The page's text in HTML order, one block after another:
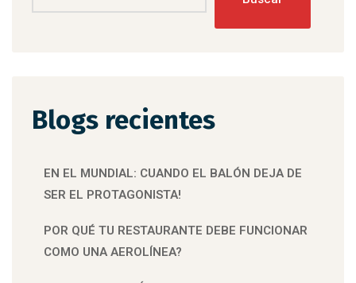
Blogs recientes
EN EL MUNDIAL: CUANDO EL BALÓN DEJA DE
SER EL PROTAGONISTA!
POR QUÉ TU RESTAURANTE DEBE FUNCIONAR
COMO UNA AEROLÍNEA?